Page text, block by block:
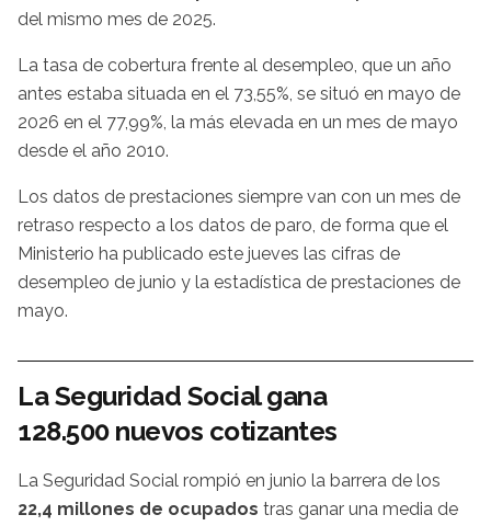
del mismo mes de 2025.
La tasa de cobertura frente al desempleo, que un año
antes estaba situada en el 73,55%, se situó en mayo de
2026 en el 77,99%, la más elevada en un mes de mayo
desde el año 2010.
Los datos de prestaciones siempre van con un mes de
retraso respecto a los datos de paro, de forma que el
Ministerio ha publicado este jueves las cifras de
desempleo de junio y la estadística de prestaciones de
mayo.
La Seguridad Social gana
128.500 nuevos cotizantes
La Seguridad Social rompió en junio la barrera de los
22,4 millones de ocupados tras ganar una media de